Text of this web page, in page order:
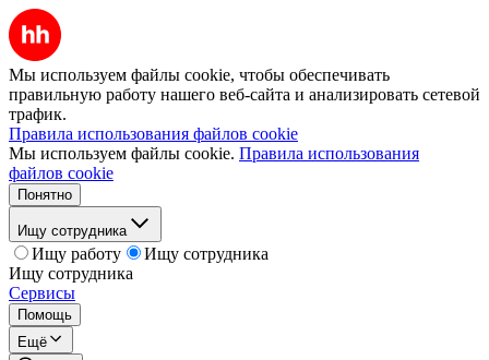
Мы используем файлы cookie, чтобы обеспечивать
правильную работу нашего веб-сайта и анализировать сетевой
трафик.
Правила использования файлов cookie
Мы используем файлы cookie. Правила использования
файлов cookie
Понятно
Ищу сотрудника
Ищу работу
Ищу сотрудника
Ищу сотрудника
Сервисы
Помощь
Ещё